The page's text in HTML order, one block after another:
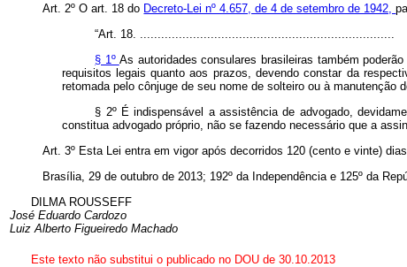
Art. 2º O art. 18 do Decreto-Lei nº 4.657, de 4 de setembro de 1942,
“Art. 18. ........................................................................
§ 1º As autoridades consulares brasileiras também
requisitos legais quanto aos prazos, devendo constar da
retomada pelo cônjuge de seu nome de solteiro ou à manutenção
§ 2º É indispensável a assistência de advogado,
constitua advogado próprio, não se fazendo necessário que a
Art. 3º Esta Lei entra em vigor após decorridos 120 (cento e vinte)
Brasília, 29 de outubro de 2013; 192º da Independência e 125º da
DILMA ROUSSEFF
José Eduardo Cardozo
Luiz Alberto Figueiredo Machado
Este texto não substitui o publicado no DOU de 30.10.2013